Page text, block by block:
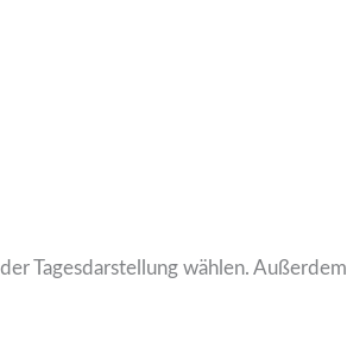
Tagesdarstellung wählen. Außerdem